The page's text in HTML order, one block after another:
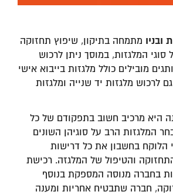
ובניו מתמחה בתיקון, שיפוץ תחזוקה
המלגזות, במוסך ניתן לרכוש
מובילים כולל מלגזות בייבוא אישי
לרכוש מלגזות יד שנייה ומלגזות
היא מרכיב חשוב בתפקודם של כל
המלגזות הרב על סוגיהן השונים
הלוקח בחשבון את כל דרישות
והטיפול של המלגזה. רכישת
בחברה מנוסה המספקת בנוסף
חברה שתבטיח אחריות ומענה